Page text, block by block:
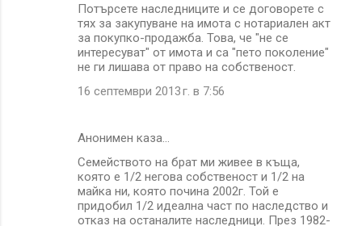
Потърсете наследниците и се договорете с
тях за закупуване на имота с нотариален акт
за покупко-продажба. Това, че "не се
интересуват" от имота и са "пето поколение"
не ги лишава от право на собственост.
16 септември 2013 г. в 7:56
Анонимен каза…
Семейството на брат ми живее в къща,
която е 1/2 негова собственост и 1/2 на
майка ни, която почина 2002г. Той е
придобил 1/2 идеална част по наследство и
отказ на останалите наследници. През 1982-